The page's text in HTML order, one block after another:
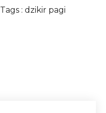
Tags : dzikir pagi